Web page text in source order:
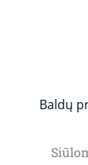
Baldų